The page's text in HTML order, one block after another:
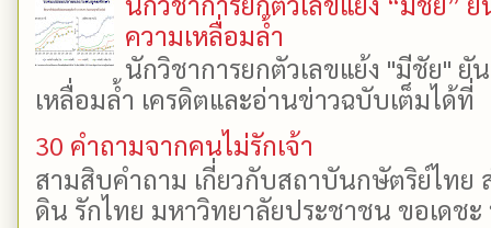
ความเหลื่อมล้ำ
นักวิชาการยกตัวเลขแย้ง "มีชัย"
เหลื่อมล้ำ เครดิตและอ่านข่าวฉบับเต็มได้
30 คำถามจากคนไม่รักเจ้า
สามสิบคำถาม เกี่ยวกับสถาบันกษัตริย์ไทย
ดิน รักไทย มหาวิทยาลัยประชาชน ขอเดช